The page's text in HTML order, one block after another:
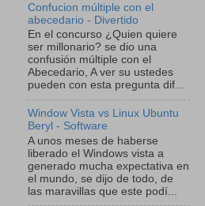
Confucion múltiple con el
abecedario - Divertido
En el concurso ¿Quien quiere
ser millonario? se dio una
confusión múltiple con el
Abecedario, A ver su ustedes
pueden con esta pregunta dif...
Window Vista vs Linux Ubuntu
Beryl - Software
A unos meses de haberse
liberado el Windows vista a
generado mucha expectativa en
el mundo, se dijo de todo, de
las maravillas que este podí...